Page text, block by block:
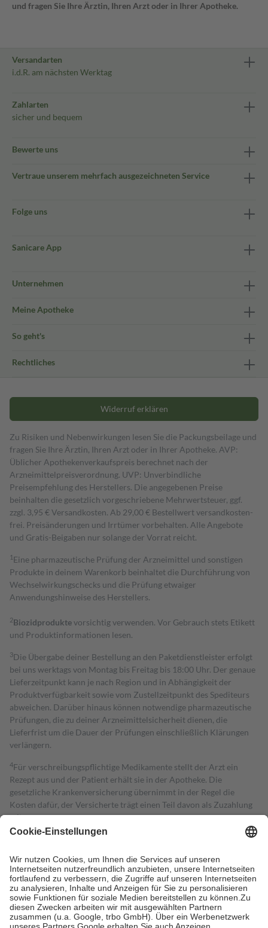
und fragen Sie Ihre Ärztin, Ihren Arzt oder in Ihrer Apotheke.
Versandarten
i.d.R. am nächsten Werktag
Zahlarten
sicher und bequem
Bewerte uns
Vertraue unserem mehrfach ausgezeichneten Service
Folge uns
Sanicare App
Unternehmen
Meine Apotheke
So geht's
Rechtliches
Widerruf erklären
Zu Risiken und Nebenwirkungen lesen Sie die Packungsbeilage und
fragen Sie Ihre Ärztin, Ihren Arzt oder in Ihrer Apotheke. AVP:
Üblicher Apothekenverkaufspreis berechnet nach der
Arzneimittelpreisverordnung. UVP: Unverbindliche
Preisempfehlung des Herstellers. Die angegebenen Preise
beinhalten die gesetzlich vorgeschriebene Mehrwertsteuer, ggf.
zzgl. 3,95 € Versandkosten. Ab 29,00 € Bestell­wert versand­kosten­
frei. Preisänderungen und Irrtümer vorbehalten. Alle Angebote
und Gratis-Beigaben nur solange der Vorrat reicht.
1 Eine pharmazeutische Prüfung der Arzneimittel und sonstigen
Produkte in deinem Warenkorb beinhaltet die Durchführung von
Wechselwirkungschecks und die Prüfung etwaiger
Anwendungshinweise des Herstellers.
2Biozidproduktevorsichtig verwenden. Vor Gebrauch stets Etikett
und Produktinformationen lesen.
3Die Übergabe deiner Bestellung an den Paketdienstleister erfolgt
bei uns werktags von Montag bis Freitag bis 18:00 Uhr. Der genaue
Lieferzeitpunkt kann je nach Region und in Abhängigkeit der
Produktverfügbarkeit sowie vom Zustellzeitpunkt des Spediteurs
abweichen. Darüber hinaus können notwendige pharmazeutische
Prüfungen, die zu deiner Arzneimittelsicherheit dienen, die
Lieferfrist um die Dauer der Prüfungen einschließlich Klärungen
verlängern.
4Für verschreibungspflichtige Medikamente stellt der Arzt ein
Rezept aus und der Patient erhält sie in der Apotheke. Die
gesetzliche Krankenversicherung übernimmt in der Regel die
Kosten dafür, der Versicherte trägt einen Teil davon als Zuzahlung
mit.
Grundsätzlich leisten Mitglieder Zuzahlungen in Höhe von zehn
höchstens zehn Euro.
Es sind jedoch nie mehr als die tatsächlichen
Kosten der Leistung zu entrichten.
Diese Regeln gelten grundsätzlich auch für Online-Apotheken.
Bei Heilmitteln und häuslicher Krankenpflege beträgt die
Zuzahlung zehn Prozent der Kosten sowie zehn Euro je
Verordnung.